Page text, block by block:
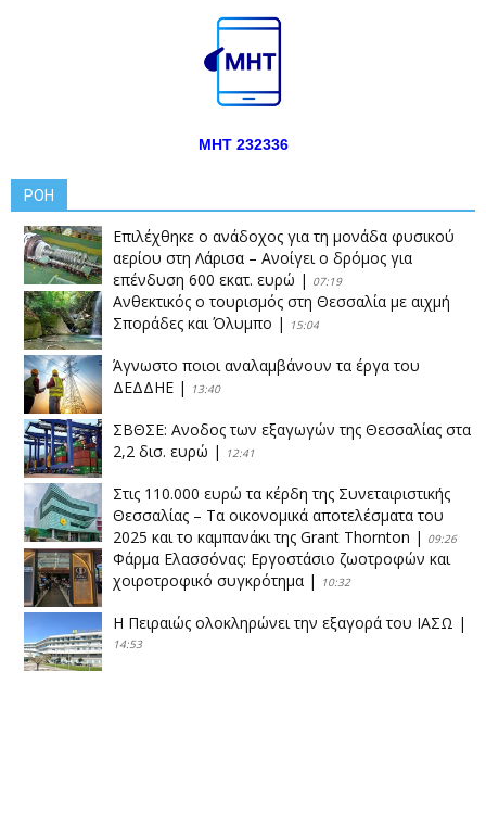
ΜΗΤ 232336
ΡΟΗ
Επιλέχθηκε ο ανάδοχος για τη μονάδα φυσικού
αερίου στη Λάρισα – Ανοίγει ο δρόμος για
επένδυση 600 εκατ. ευρώ | 07:19
Ανθεκτικός ο τουρισμός στη Θεσσαλία με αιχμή
Σποράδες και Όλυμπο | 15:04
Άγνωστο ποιοι αναλαμβάνουν τα έργα του
ΔΕΔΔΗΕ | 13:40
ΣΒΘΣΕ: Aνοδος των εξαγωγών της Θεσσαλίας στα
2,2 δισ. ευρώ | 12:41
Στις 110.000 ευρώ τα κέρδη της Συνεταιριστικής
Θεσσαλίας – Τα οικονομικά αποτελέσματα του
2025 και το καμπανάκι της Grant Thornton | 09:26
Φάρμα Ελασσόνας: Εργοστάσιο ζωοτροφών και
χοιροτροφικό συγκρότημα | 10:32
Η Πειραιώς ολοκληρώνει την εξαγορά του ΙΑΣΩ |
14:53